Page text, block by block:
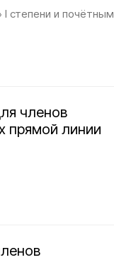
I степени и почётным
членов
прямой линии